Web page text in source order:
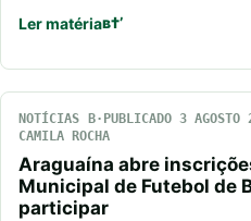
Ler matéria
NOTÍCIAS PUBLICADO 3 AGOSTO
CAMILA ROCHA
Araguaína abre
Municipal de Futebol de
participar